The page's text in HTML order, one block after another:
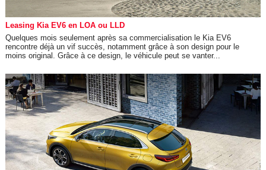
Leasing Kia EV6 en LOA ou LLD
Quelques mois seulement après sa commercialisation le Kia EV6
rencontre déjà un vif succès, notamment grâce à son design pour le
moins original. Grâce à ce design, le véhicule peut se vanter...